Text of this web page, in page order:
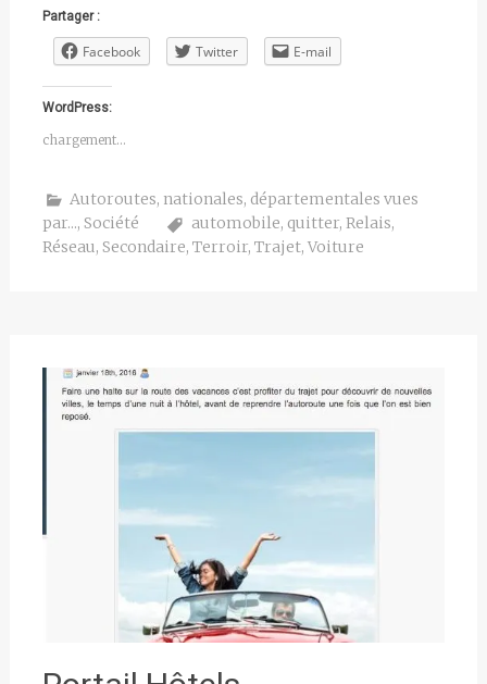
Partager :
Facebook Twitter E-mail
WordPress:
chargement…
Autoroutes, nationales, départementales vues
par..., Société automobile, quitter, Relais,
Réseau, Secondaire, Terroir, Trajet, Voiture